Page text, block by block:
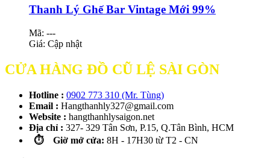
Thanh Lý Ghế Bar Vintage Mới 99%
Mã: ---
Giá: Cập nhật
CỬA HÀNG ĐỒ CŨ LỆ SÀI GÒN
Hotline : 0902 773 310 (Mr. Tùng)
Email : Hangthanhly327@gmail.com
Website : hangthanhlysaigon.net
Địa chỉ : 327- 329 Tân Sơn, P.15, Q.Tân Bình, HCM
⏱️ Giờ mở cửa: 8H - 17H30 từ T2 - CN